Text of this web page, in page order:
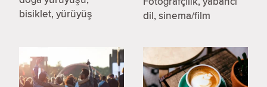
bisiklet, yürüyüş
dil, sinema/film